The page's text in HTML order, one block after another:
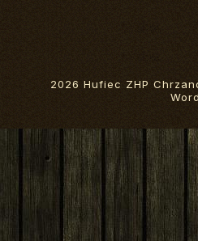
2026 Hufiec ZHP